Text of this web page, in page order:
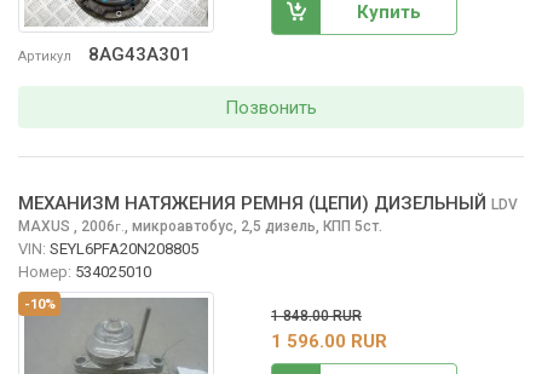
Артикул 8AG43A301
Купить
Позвонить
-10%
МЕХАНИЗМ НАТЯЖЕНИЯ РЕМНЯ (ЦЕПИ) ДИЗЕЛЬНЫЙ LDV
MAXUS , 2006г., микроавтобус, 2,5 дизель, КПП 5ст.
VIN: SEYL6PFA20N208805
Номер: 534025010
1 848.00 RUR
1 596.00 RUR